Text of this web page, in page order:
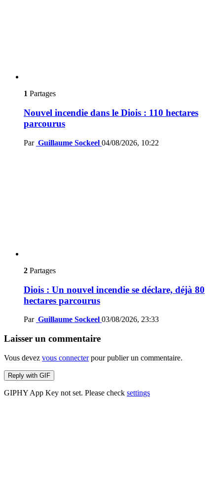
1 Partages
Nouvel incendie dans le Diois : 110 hectares
parcourus
Par Guillaume Sockeel 04/08/2026, 10:22
2 Partages
Diois : Un nouvel incendie se déclare, déjà 80
hectares parcourus
Par Guillaume Sockeel 03/08/2026, 23:33
Laisser un commentaire
Vous devez vous connecterpour publier un commentaire.
Reply with GIF
GIPHY App Key not set. Please check settings